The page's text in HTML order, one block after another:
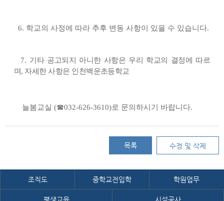
6. 학교의 사정에 따라 추후 변동 사항이 있을 수 있습니다.
7. 기타 공고되지 아니한 사항은 우리 학교의 결정에 따르
며, 자세한 사항은 인천백운초등학교
늘봄교실 (☎032-626-3610)로 문의하시기 바랍니다.
목록 수정 및 삭제
조직도 중학교전입학 학원업무